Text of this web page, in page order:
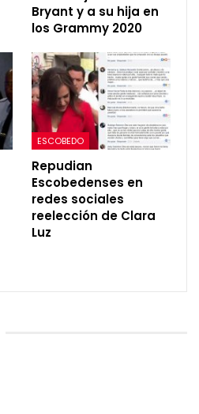
Bryant y a su hija en
los Grammy 2020
ESCOBEDO
Repudian
Escobedenses en
redes sociales
reelección de Clara
Luz